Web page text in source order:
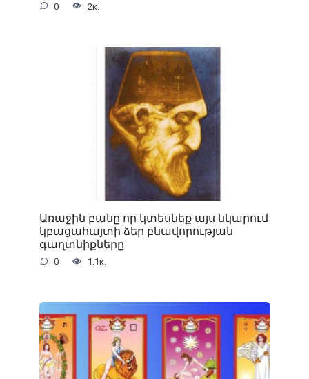
0 2к.
Առաջին բանը որ կտեսնեք այս նկարում
կբացահայտի ձեր բնավորության
գաղտնիքները
0 1.1к.